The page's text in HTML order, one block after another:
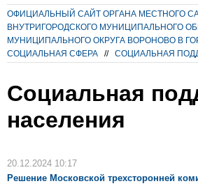
ОФИЦИАЛЬНЫЙ САЙТ ОРГАНА МЕСТНОГО
ВНУТРИГОРОДСКОГО МУНИЦИПАЛЬНОГО
МУНИЦИПАЛЬНОГО ОКРУГА ВОРОНОВО В
СОЦИАЛЬНАЯ СФЕРА
// СОЦИАЛЬНАЯ
Социальная
населения
20.12.2024 10:17
Решение Московской трехсторонней